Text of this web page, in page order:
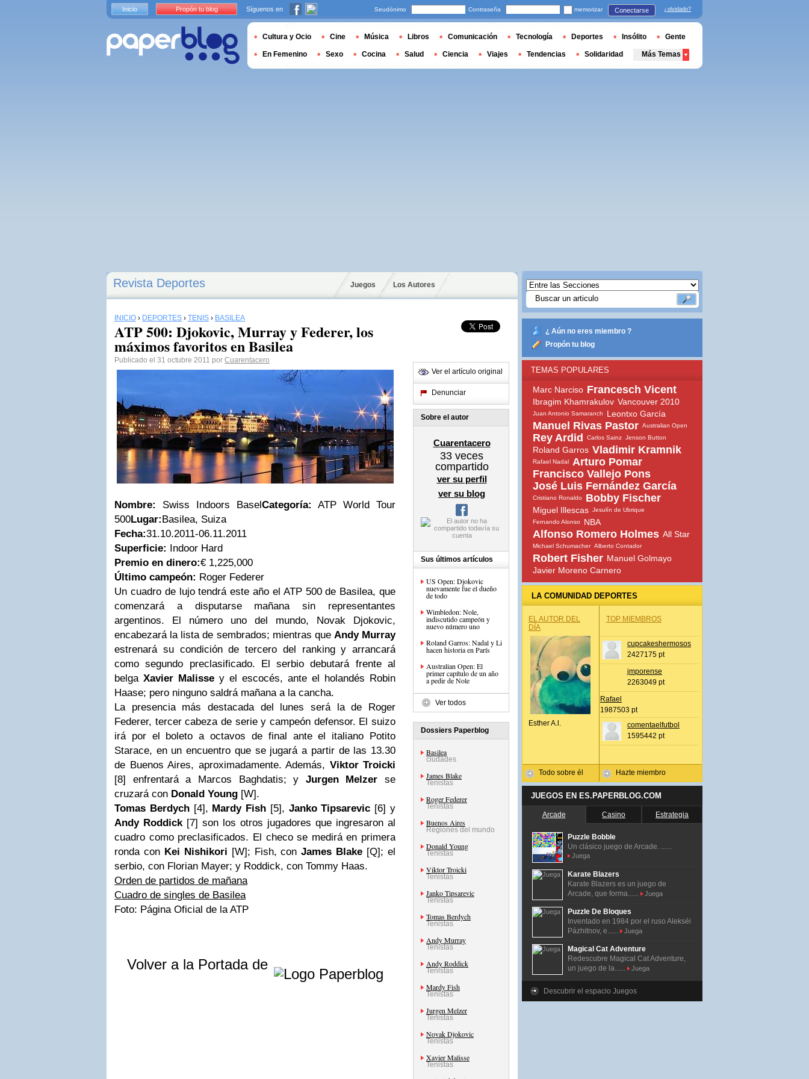
Revista Deportes Juegos Los Autores
INICIO › DEPORTES › TENIS › BASILEA
ATP 500: Djokovic, Murray y Federer, los
máximos favoritos en Basilea
Publicado el 31 octubre 2011 por Cuarentacero
Nombre: Swiss Indoors BaselCategoría:ATP World Tour
500Lugar:Basilea, Suiza
Fecha:31.10.2011-06.11.2011
Superficie: Indoor Hard
Premio en dinero:€ 1,225,000
Último campeón: Roger Federer
Un cuadro de lujo tendrá este año el ATP 500 de Basilea, que
comenzará a disputarse mañana sin representantes
argentinos. El número uno del mundo, Novak Djokovic,
encabezará la lista de sembrados; mientras que Andy Murray
estrenará su condición de tercero del ranking y arrancará
como segundo preclasificado. El serbio debutará frente al
belga Xavier Malisse y el escocés, ante el holandés Robin
Haase; pero ninguno saldrá mañana a la cancha.
La presencia más destacada del lunes será la de Roger
Federer, tercer cabeza de serie y campeón defensor. El suizo
irá por el boleto a octavos de final ante el italiano Potito
Starace, en un encuentro que se jugará a partir de las 13.30
de Buenos Aires, aproximadamente. Además, Viktor Troicki
[8] enfrentará a Marcos Baghdatis; y Jurgen Melzer se
cruzará con Donald Young [W].
Tomas Berdych[4], Mardy Fish [5], Janko Tipsarevic [6] y
Andy Roddick[7] son los otros jugadores que ingresaron al
cuadro como preclasificados. El checo se medirá en primera
ronda con Kei Nishikori [W]; Fish, conJames Blake [Q]; el
serbio, con Florian Mayer; y Roddick, con Tommy Haas.
Orden de partidos de mañana
Cuadro de singles de Basilea
Foto: Página Oficial de la ATP
Volver a la Portada de
Ver el artículo original
Denunciar
Sobre el autor
Cuarentacero
33 veces
compartido
ver su perfil
ver su blog
Sus últimos artículos
US Open: Djokovic
nuevamente fue el dueño
de todo
Wimbledon: Nole,
indiscutido campeón y
nuevo número uno
Roland Garros: Nadal y Li
hacen historia en París
Australian Open: El
primer capítulo de un año
a pedir de Nole
Ver todos
Dossiers Paperblog
Basilea
ciudades
James Blake
Tenistas
Roger Federer
Tenistas
Buenos Aires
Regiones del mundo
Donald Young
Tenistas
Viktor Troicki
Tenistas
Janko Tipsarevic
Tenistas
Tomas Berdych
Tenistas
Andy Murray
Tenistas
Andy Roddick
Tenistas
Mardy Fish
Tenistas
Jurgen Melzer
Tenistas
Novak Djokovic
Tenistas
Xavier Malisse
Tenistas
¿ Aún no eres miembro ?
Propón tu blog
TEMAS POPULARES
Marc Narciso Francesch Vicent
Ibragim Khamrakulov Vancouver 2010
Juan Antonio Samaranch Leontxo García
Manuel Rivas Pastor Australian Open
Rey Ardid Carlos Sainz Jenson Button
Roland Garros Vladimir Kramnik
Rafael Nadal Arturo Pomar
Francisco Vallejo Pons
José Luis Fernández García
Cristiano Ronaldo Bobby Fischer
Miguel Illescas Jesulín de Ubrique
Fernando Alonso
NBA
Alfonso Romero Holmes All Star
Michael Schumacher Alberto Contador
Robert Fisher Manuel Golmayo
Javier Moreno Carnero
LA COMUNIDAD DEPORTES
EL AUTOR DEL
DÍA
Esther A.l.
Todo sobre él
TOP MIEMBROS
cupcakeshermosos
2427175 pt
jmporense
2263049 pt
Rafael
1987503 pt
comentaelfutbol
1595442 pt
Hazte miembro
JUEGOS EN ES.PAPERBLOG.COM
Arcade Casino Estrategia
Puzzle Bobble
Un clásico juego de Arcade. ......
Juega
Karate Blazers
Karate Blazers es un juego de
Arcade, que forma......
Juega
Puzzle De Bloques
Inventado en 1984 por el ruso Alekséi
Pázhitnov, e......
Juega
Magical Cat Adventure
Redescubre Magical Cat Adventure,
un juego de la......
Juega
Descubrir el espacio Juegos
Inicio Propón tu blog Síguenos en Seudónimo Contraseña memorizar Conectarse ¿olvidado?
Cultura y Ocio Cine Música Libros Comunicación Tecnología Deportes Insólito Gente
En Femenino Sexo Cocina Salud Ciencia Viajes Tendencias Solidaridad Más Temas